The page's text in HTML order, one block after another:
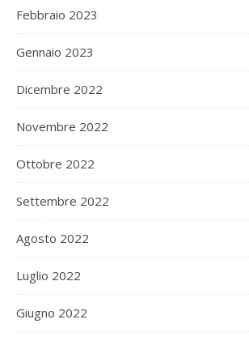
Febbraio 2023
Gennaio 2023
Dicembre 2022
Novembre 2022
Ottobre 2022
Settembre 2022
Agosto 2022
Luglio 2022
Giugno 2022